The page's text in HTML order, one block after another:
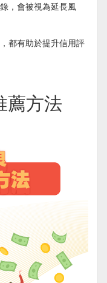
，會被視為延長風
都有助於提升信用評
薦方法